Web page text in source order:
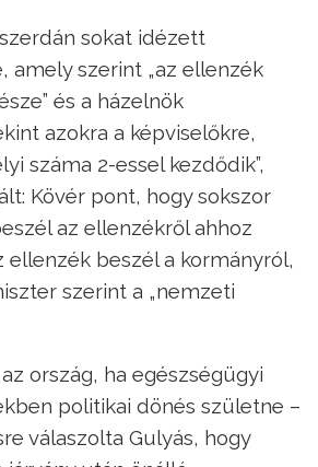
sokat idézett
amely szerint „az ellenzék
és a házelnök
azokra a képviselőkre,
száma 2-essel kezdődik”,
Kövér pont, hogy sokszor
az ellenzékről ahhoz
ellenzék beszél a kormányról,
szerint a „nemzeti
ország, ha egészségügyi
politikai dönés születne –
válaszolta Gulyás, hogy